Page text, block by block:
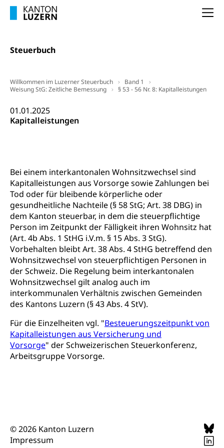
Steuerbuch
Willkommen im Luzerner Steuerbuch
Band 1
Weisung StG: Zeitliche Bemessung
§ 53 - 56 Nr. 8: Kapitalleistungen
01.01.2025
Kapitalleistungen
Bei einem interkantonalen Wohnsitzwechsel sind
Kapitalleistungen aus Vorsorge sowie Zahlungen bei
Tod oder für bleibende körperliche oder
gesundheitliche Nachteile (§ 58 StG; Art. 38 DBG) in
dem Kanton steuerbar, in dem die steuerpflichtige
Person im Zeitpunkt der Fälligkeit ihren Wohnsitz hat
(Art. 4b Abs. 1 StHG i.V.m. § 15 Abs. 3 StG).
Vorbehalten bleibt Art. 38 Abs. 4 StHG betreffend den
Wohnsitzwechsel von steuerpflichtigen Personen in
der Schweiz. Die Regelung beim interkantonalen
Wohnsitzwechsel gilt analog auch im
interkommunalen Verhältnis zwischen Gemeinden
des Kantons Luzern (§ 43 Abs. 4 StV).
Für die Einzelheiten vgl. "Besteuerungszeitpunkt von
Kapitalleistungen aus Versicherung und
Vorsorge" der Schweizerischen Steuerkonferenz,
Arbeitsgruppe Vorsorge.
© 2026 Kanton Luzern
Impressum
Arbeitslosigkeit (gruezi.lu.ch)
Berufliche Selbständigkeit
Handelsregister Luzern
Selbständige (WAS Luzern)
Vorsorge, Altersvorsorge
LUPK - Luzerner Pensionskasse
Bildung und Forschung
Forschungsförderung, Wissenschaftsmarketing,
Wissenschaft, Forschung, Entwicklung, Projekte
Pilotprojekte Klima
Innovative Projekte Landwirtschaft und
Wald
Projektförderung Universität Luzern unilu
Erwachsenenbildung und Weiterbildung
Umschulung, zweiter Bildungsweg,
Nachdiplomstudium, Zusatzlehre, Höhere
Berufsbildung, Berufsmatura nach Lehre,
Neuorientierung, Grundkompetenzen,
Berufsberatung, Standortbestimmung,
Studienberatung, Beratung und Unterstützung,
Berufsabschluss für Erwachsene
Erwachsenenmatura
Bildungsgutscheine Grundkompetenzen
Bildung & Berufsabschluss für Erwachsene
Fachperson Betreuung (verkürzte
Grundbildung)
Grundkompetenzen (einfach-besser.ch)
Berufliche Grundbildung
Berufsberatung, Qualifikationsverfahren,
Berufswahl & Berufsberatung, Schnupperlehre und
Lehrstellensuche, Berufsmaturität,
Brückenangebote, Zugewanderte & Arbeitsmarkt,
Fachstelle Berufsbildung
MobiLingua
Informationen für Lernende und Gesetzliche
Gymnasium, Handelsmittelschule, Sekundarstufe II,